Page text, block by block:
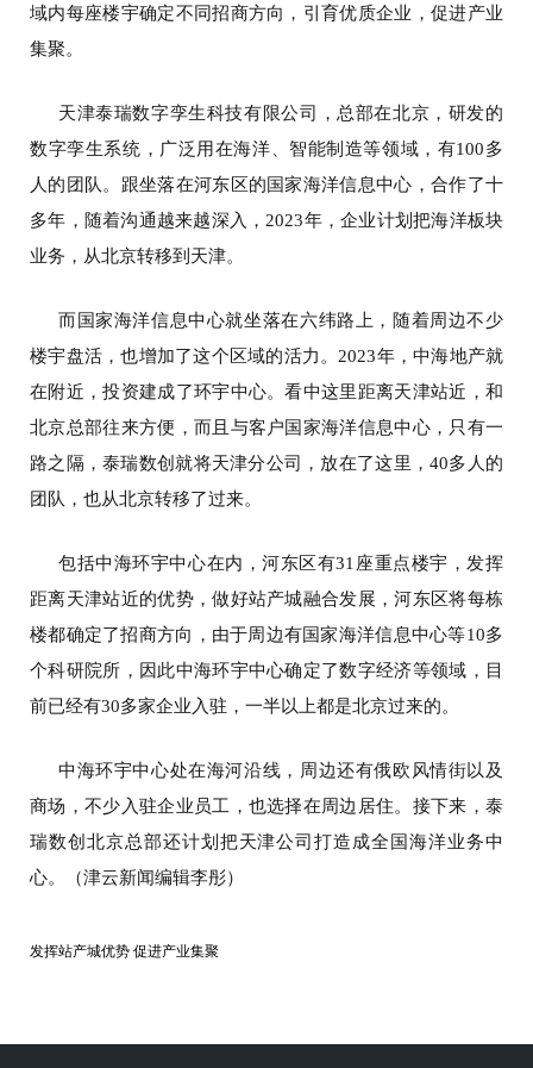
域内每座楼宇确定不同招商方向，引育优质企业，促进产业
集聚。
天津泰瑞数字孪生科技有限公司，总部在北京，研发的
数字孪生系统，广泛用在海洋、智能制造等领域，有100多
人的团队。跟坐落在河东区的国家海洋信息中心，合作了十
多年，随着沟通越来越深入，2023年，企业计划把海洋板块
业务，从北京转移到天津。
而国家海洋信息中心就坐落在六纬路上，随着周边不少
楼宇盘活，也增加了这个区域的活力。2023年，中海地产就
在附近，投资建成了环宇中心。看中这里距离天津站近，和
北京总部往来方便，而且与客户国家海洋信息中心，只有一
路之隔，泰瑞数创就将天津分公司，放在了这里，40多人的
团队，也从北京转移了过来。
包括中海环宇中心在内，河东区有31座重点楼宇，发挥
距离天津站近的优势，做好站产城融合发展，河东区将每栋
楼都确定了招商方向，由于周边有国家海洋信息中心等10多
个科研院所，因此中海环宇中心确定了数字经济等领域，目
前已经有30多家企业入驻，一半以上都是北京过来的。
中海环宇中心处在海河沿线，周边还有俄欧风情街以及
商场，不少入驻企业员工，也选择在周边居住。接下来，泰
瑞数创北京总部还计划把天津公司打造成全国海洋业务中
心。（津云新闻编辑李彤）
发挥站产城优势 促进产业集聚